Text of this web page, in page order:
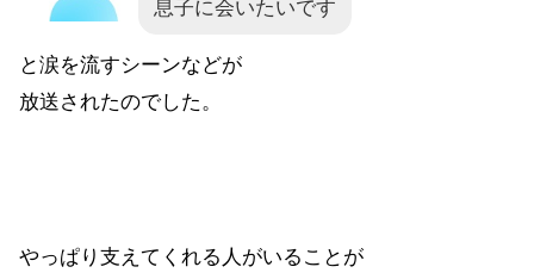
息子に会いたいです
と涙を流すシーンなどが
放送されたのでした。
やっぱり支えてくれる人がいることが